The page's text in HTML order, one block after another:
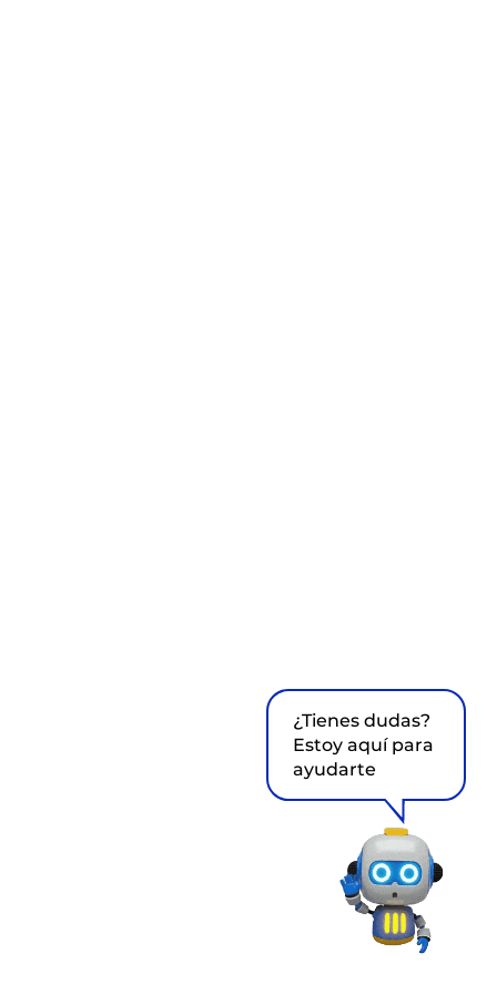
¿Tienes dudas?
Estoy aquí para
ayudarte